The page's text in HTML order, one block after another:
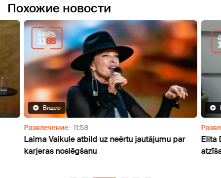
Похожие новости
Видео
Развлечение 11:58
Laima Vaikule atbild uz neērtu jautājumu par
karjeras noslēgšanu
Elita